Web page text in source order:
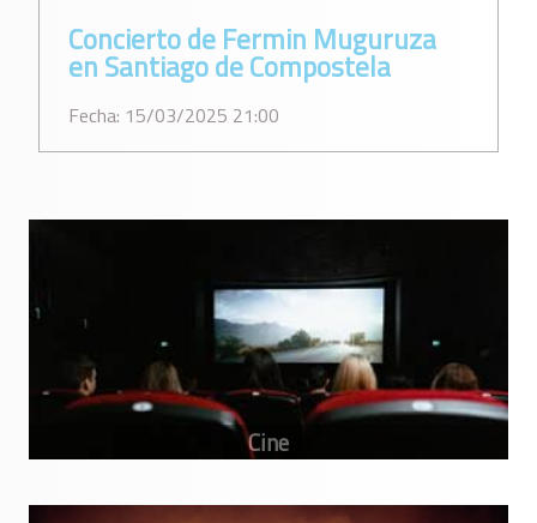
Concierto de Fermin Muguruza
en Santiago de Compostela
Fecha: 15/03/2025 21:00